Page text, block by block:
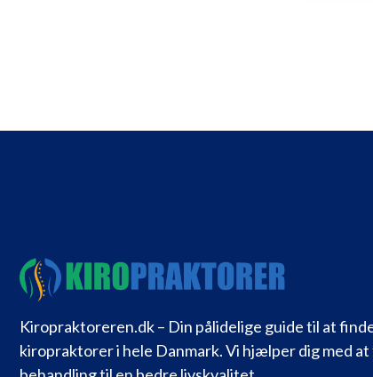
Kiropraktoreren.dk – Din pålidelige guide til at
kiropraktorer i hele Danmark. Vi hjælper dig med